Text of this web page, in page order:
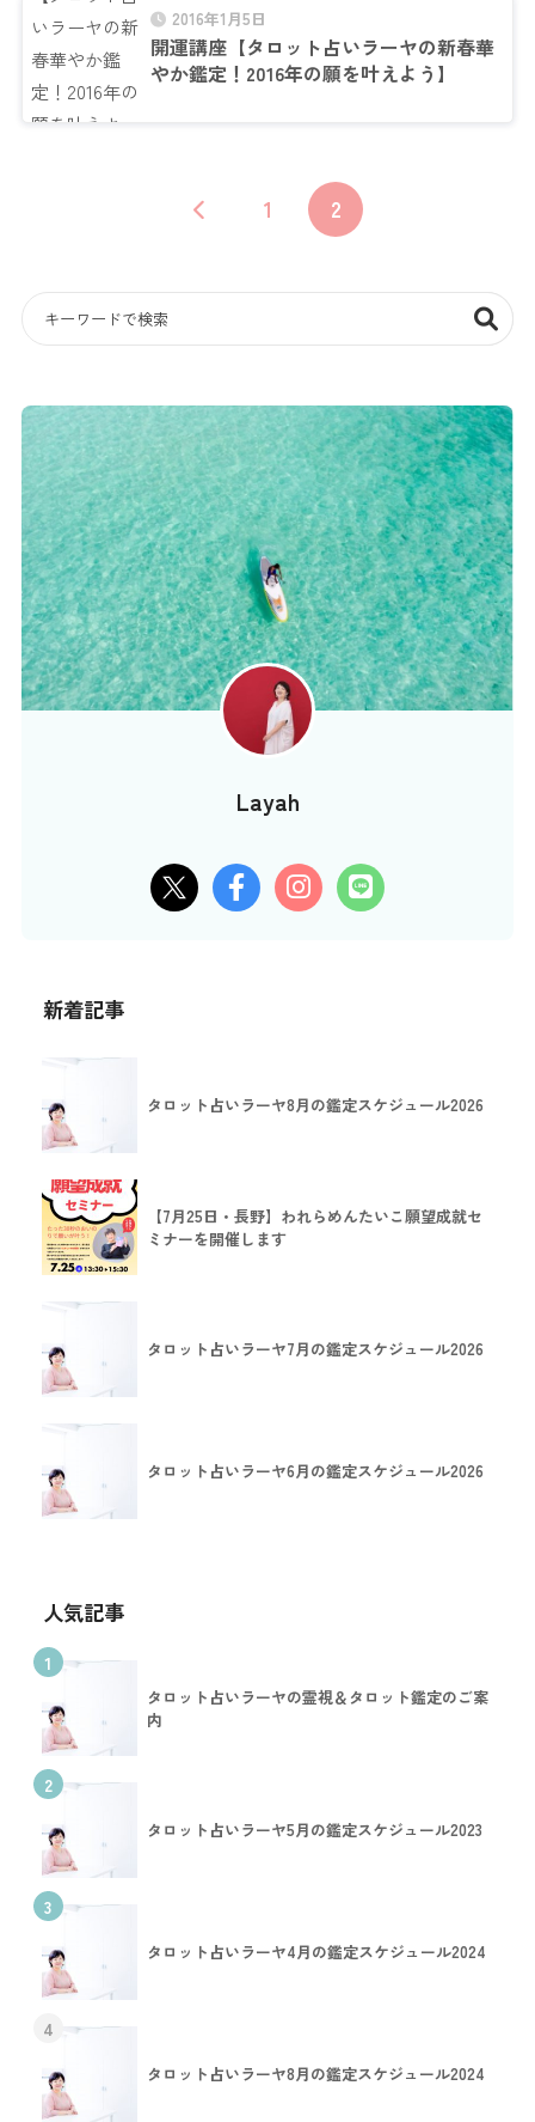
2016年1月5日
開運講座【タロット占いラーヤの新春華
やか鑑定！2016年の願を叶えよう】
1 2
Layah
新着記事
タロット占いラーヤ8月の鑑定スケジュール2026
【7月25日・長野】われらめんたいこ願望成就セ
ミナーを開催します
タロット占いラーヤ7月の鑑定スケジュール2026
タロット占いラーヤ6月の鑑定スケジュール2026
人気記事
1
タロット占いラーヤの霊視＆タロット鑑定のご案
内
2
タロット占いラーヤ5月の鑑定スケジュール2023
3
タロット占いラーヤ4月の鑑定スケジュール2024
4
タロット占いラーヤ8月の鑑定スケジュール2024